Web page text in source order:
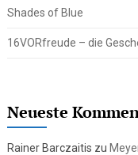
Shades of Blue
16VORfreude – die
Neueste
Rainer Barczaitis zu